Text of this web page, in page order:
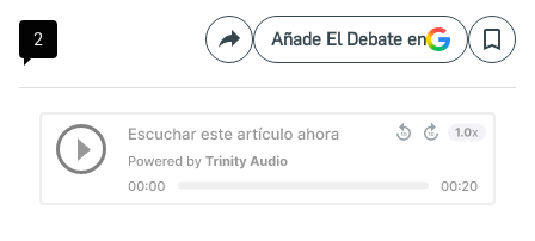
2 CompartirAñade El Debate en Save